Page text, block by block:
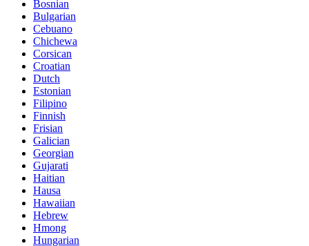
Bosnian
Bulgarian
Cebuano
Chichewa
Corsican
Croatian
Dutch
Estonian
Filipino
Finnish
Frisian
Galician
Georgian
Gujarati
Haitian
Hausa
Hawaiian
Hebrew
Hmong
Hungarian